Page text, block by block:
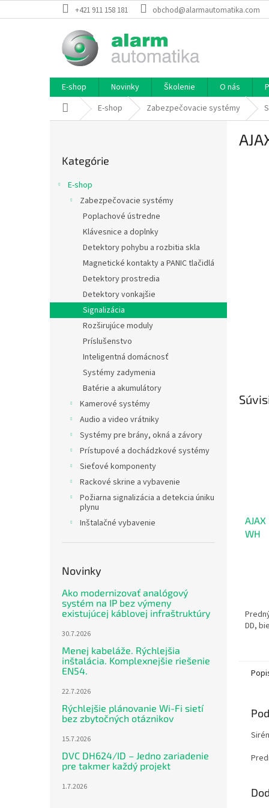
na
+421 911 158 181 obchod@alarmautomatika.com
E-shop Novinky Školenie O nás
DomovE-shop Zabezpečovacie systémy
kategórie
Kategórie
E-shop
Zabezpečovacie systémy
Poplachové ústredne
Klávesnice a doplnky
Detektory pohybu a rozbitia skla
Magnetické kontakty a PANIC tlačidlá
Detektory prostredia
Detektory vonkajšie
Signalizácia
Rozširujúce moduly
Príslušenstvo
Inteligentná domácnosť
Systémy zadymenia
Batérie a akumulátory
Kamerové systémy
Audio a video vrátniky
Systémy pre brány, okná a závory
Prístupové a dochádzkové systémy
Sieťové komponenty
Rackové skrine a vybavenie
Požiarna signalizácia a detekcia úniku
plynu
Inštalačné vybavenie
Novinky
Ako modernizovať analógový
systém na IP bez výmeny
existujúcej káblovej infraštruktúry
30.7.2026
Menej kabeláže. Rýchlejšia
inštalácia. Komplexnejšie riešenie
EN54.
22.7.2026
Rýchlejšie plánovanie Wi-Fi sietí
bez zbytočných otáznikov
15.7.2026
DVC DH624/ID – Jedno zariadenie
pre takmer každý projekt
1.7.2026
WH
DD,